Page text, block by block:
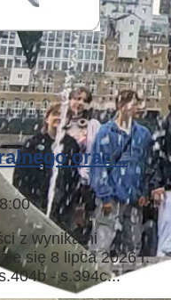
oraz...
z wynikami
się 8 lipca 2026 r.
- s.394c...